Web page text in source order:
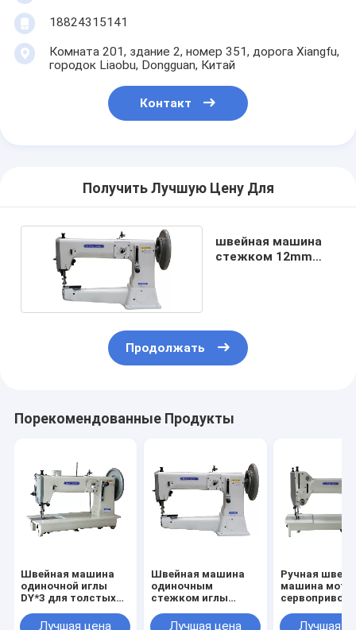
18824315141
Комната 201, здание 2, номер 351, дорога Xiangfu,
городок Liaobu, Dongguan, Китай
Контакт
Получить Лучшую Цену Для
швейная машина
стежком 12mm
Продолжать
Порекомендованные Продукты
Швейная машина
одиночной иглы
DY*3 для толстых
Лучшая цена
Швейная машина
одиночным
стежком иглы
сверхмощная
Лучшая цена
Ручная
машина
750WЛучшая